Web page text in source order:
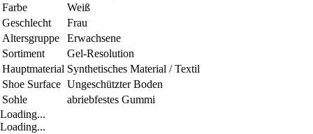
Farbe
Weiß
Geschlecht
Frau
Altersgruppe
Erwachsene
Sortiment
Gel-Resolution
Hauptmaterial Synthetisches Material / Textil
Shoe Surface Ungeschützter Boden
Sohle
abriebfestes Gummi
Loading...
Loading...